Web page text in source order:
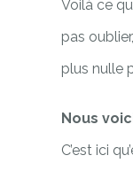
Voilà ce
pas
plus nulle
Nous
C’est ici